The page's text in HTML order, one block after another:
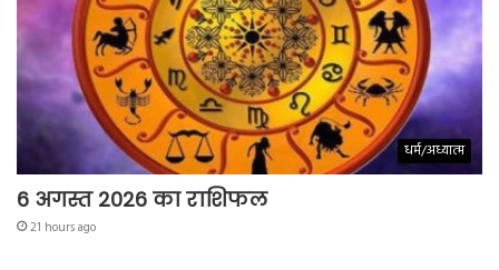
धर्म/अध्यात्म
6 अगस्त 2026 का राशिफल
21 hours ago